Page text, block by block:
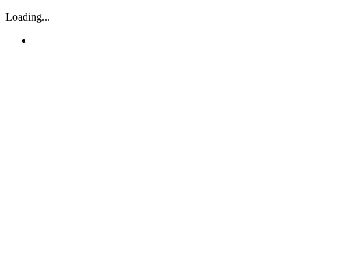
Loading...